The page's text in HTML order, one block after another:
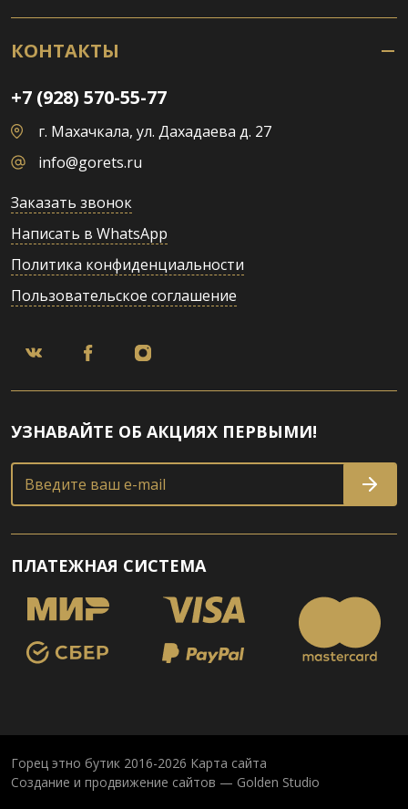
КОНТАКТЫ
+7 (928) 570-55-77
г. Махачкала, ул. Дахадаева д. 27
info@gorets.ru
Заказать звонок
Написать в WhatsApp
Политика конфиденциальности
Пользовательское соглашение
УЗНАВАЙТЕ ОБ АКЦИЯХ ПЕРВЫМИ!
Введите ваш e-mail
ПЛАТЕЖНАЯ СИСТЕМА
Горец этно бутик 2016-2026 Карта сайта
Создание и продвижение сайтов — Golden Studio